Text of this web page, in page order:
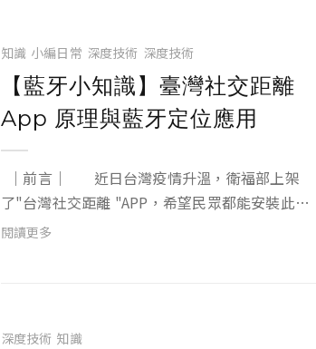
知識 小編日常 深度技術 深度技術
【藍牙小知識】臺灣社交距離
App 原理與藍牙定位應用
了"台灣社交距離 "APP，希望民眾都能安裝此
APP，來讓民眾掌握自身與COVID19 確診者接觸情
閱讀更多
深度技術 知識